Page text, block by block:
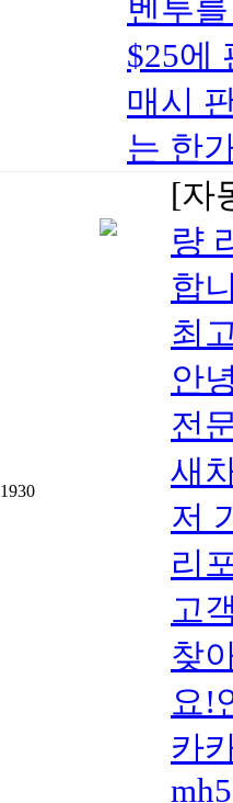
벤투
$25에
매시
는 한
1930
[자
량
합
최
안
전
새
저
리
고
찾
요!
카